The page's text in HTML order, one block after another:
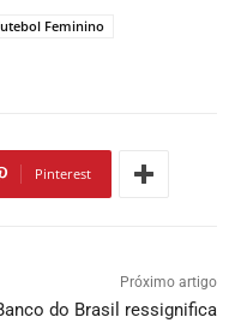
Feminino
Pinterest
Próximo artigo
do Brasil ressignifica